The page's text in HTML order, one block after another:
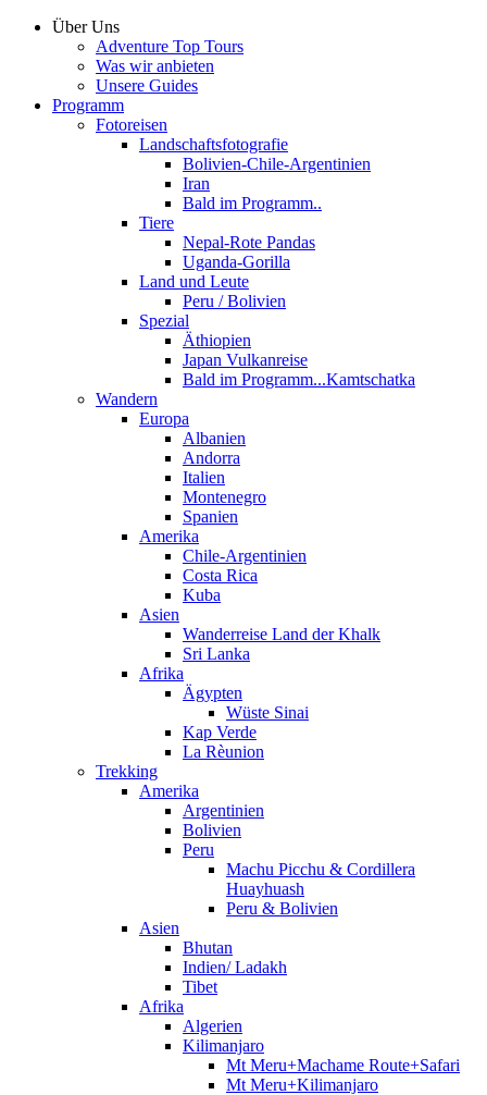
Über Uns
Adventure Top Tours
Was wir anbieten
Unsere Guides
Programm
Fotoreisen
Landschaftsfotografie
Bolivien-Chile-Argentinien
Iran
Bald im Programm..
Tiere
Nepal-Rote Pandas
Uganda-Gorilla
Land und Leute
Peru / Bolivien
Spezial
Äthiopien
Japan Vulkanreise
Bald im Programm...Kamtschatka
Wandern
Europa
Albanien
Andorra
Italien
Montenegro
Spanien
Amerika
Chile-Argentinien
Costa Rica
Kuba
Asien
Wanderreise Land der Khalk
Sri Lanka
Afrika
Ägypten
Wüste Sinai
Kap Verde
La Rèunion
Trekking
Amerika
Argentinien
Bolivien
Peru
Machu Picchu & Cordillera
Huayhuash
Peru & Bolivien
Asien
Bhutan
Indien/ Ladakh
Tibet
Afrika
Algerien
Kilimanjaro
Mt Meru+Machame Route+Safari
Mt Meru+Kilimanjaro